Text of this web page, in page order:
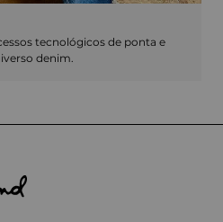
tecnológicos de ponta e
denim.